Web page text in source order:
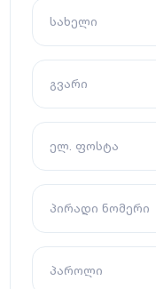
სახელი
გვარი
ელ. ფოსტა
პირადი ნომერი
პაროლი